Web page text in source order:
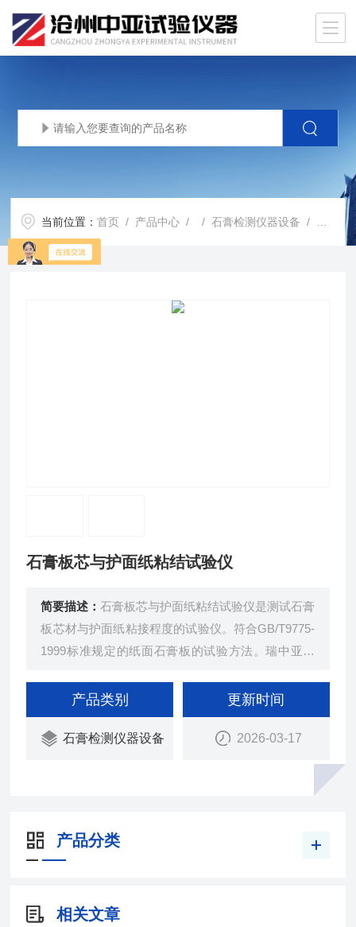
当前位置：首页 / 产品中心 / /石膏检测仪器设备 / 石膏板芯与护面纸粘结试验仪
石膏板芯与护面纸粘结试验仪
简要描述：石膏板芯与护面纸粘结试验仪是测试石膏
板芯材与护面纸粘接程度的试验仪。符合GB/T9775-
1999标准规定的纸面石膏板的试验方法。瑞中亚试
产品类别
石膏检测仪器设备
更新时间
2026-03-17
产品分类
相关文章